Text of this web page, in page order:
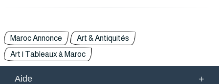
Maroc Annonce
Art & Antiquités
Art | Tableaux à Maroc
Aide +